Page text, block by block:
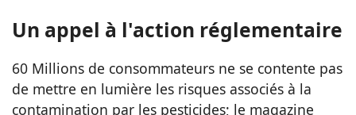
Un appel à l'action réglementaire
60 Millions de consommateurs ne se contente pas
de mettre en lumière les risques associés à la
contamination par les pesticides; le magazine